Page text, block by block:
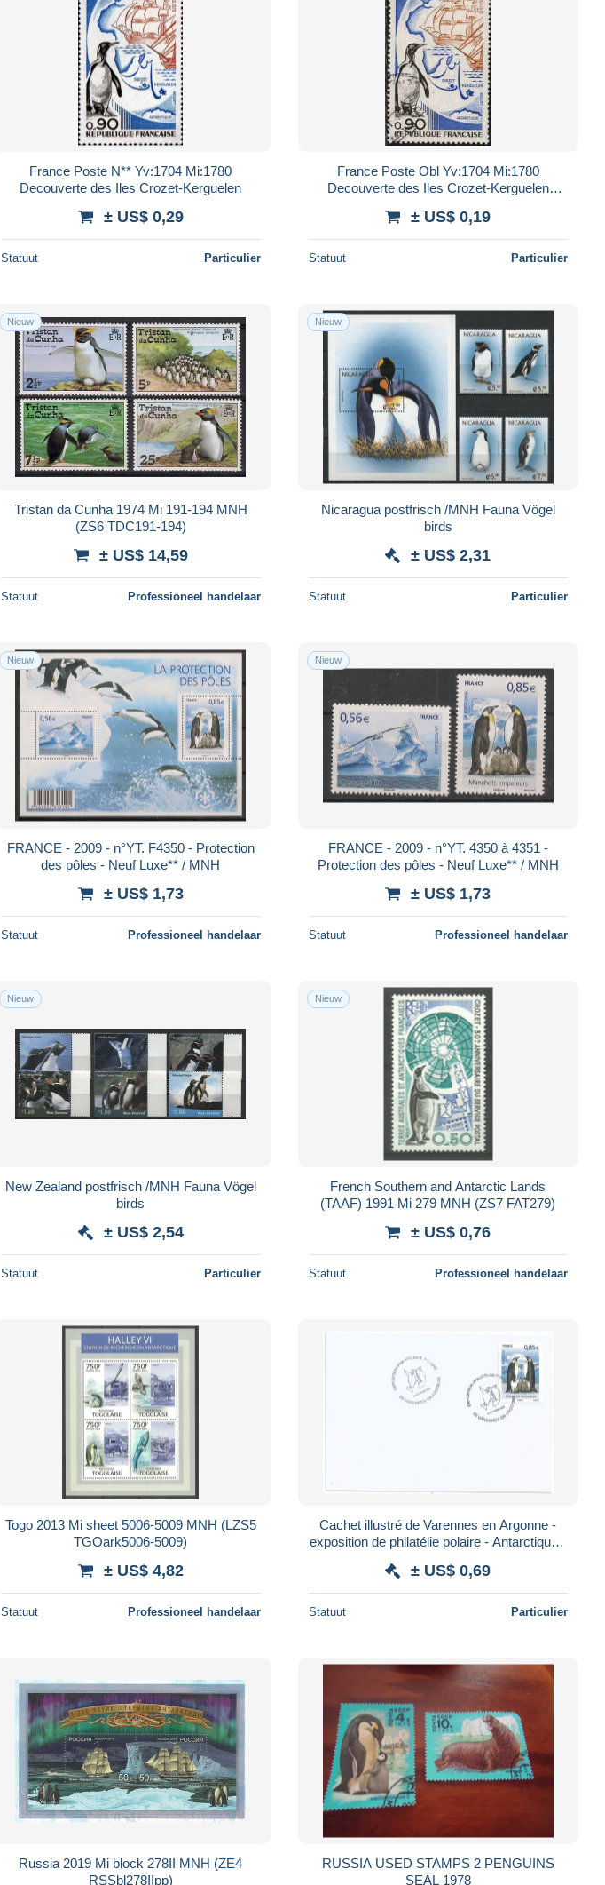
France Poste N** Yv:1704 Mi:1780
Decouverte des Iles Crozet-Kerguelen
± US$ 0,29
Statuut Particulier
France Poste Obl Yv:1704 Mi:1780
Decouverte des Iles Crozet-Kerguelen
± US$ 0,19
Statuut Particulier
Nieuw
Tristan da Cunha 1974 Mi 191-194 MNH
(ZS6 TDC191-194)
± US$ 14,59
Statuut Professioneel handelaar
Nieuw
Nicaragua postfrisch /MNH Fauna Vögel
birds
± US$ 2,31
Statuut Particulier
Nieuw
FRANCE - 2009 - n°YT. F4350 - Protection
des pôles - Neuf Luxe** / MNH
± US$ 1,73
Statuut Professioneel handelaar
Nieuw
FRANCE - 2009 - n°YT. 4350 à 4351 -
Protection des pôles - Neuf Luxe** / MNH
± US$ 1,73
Statuut Professioneel handelaar
Nieuw
New Zealand postfrisch /MNH Fauna Vögel
birds
± US$ 2,54
Statuut Particulier
Nieuw
French Southern and Antarctic Lands
(TAAF) 1991 Mi 279 MNH (ZS7 FAT279)
± US$ 0,76
Statuut Professioneel handelaar
Togo 2013 Mi sheet 5006-5009 MNH (LZS5
TGOark5006-5009)
± US$ 4,82
Statuut Professioneel handelaar
Cachet illustré de Varennes en Argonne -
exposition de philatélie polaire - Antarctique -
± US$ 0,69
Statuut Particulier
Russia 2019 Mi block 278II MNH (ZE4
RSSbl278IIpp)
RUSSIA USED STAMPS 2 PENGUINS
SEAL 1978